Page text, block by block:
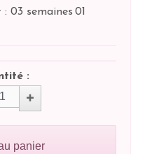
: 03 semaines 01
:
panier